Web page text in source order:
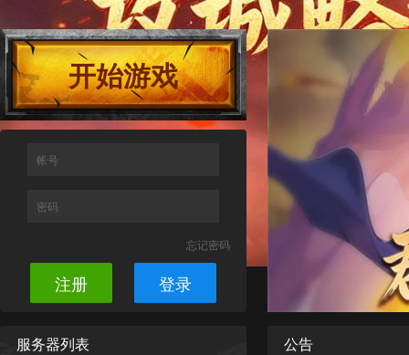
开始游戏
帐号
密码
忘记密码
注册 登录
服务器列表 公告